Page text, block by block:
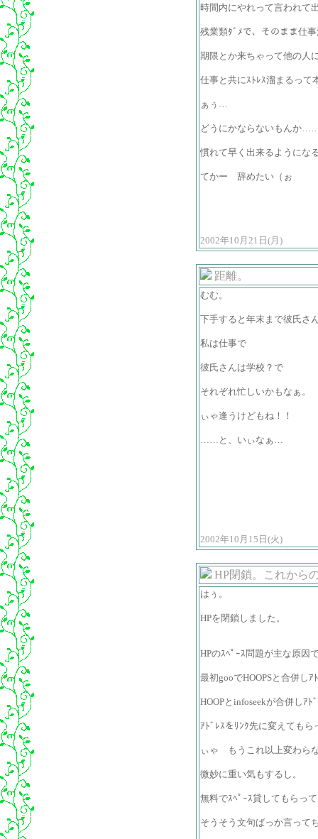
時間内にやれって言われて
残業類ﾀﾞﾒで、そのまま仕
期限とか来ちゃって他の人
仕事と共にｽﾄﾚｽ溜まるって
ぁぅ…
どうにかならないもんか
慣れて早く出来るようにな
てかー 辞めたい（ぉ
2002年10月21日(月)
距離。
むむ。
下手すると年末まで彼氏さ
私は仕事で
彼氏さんは学校？で
それぞれ忙しいかもなぁ。
ぃゃ逢うけどもね！！
……と、いぃなぁ…
2002年10月15日(火)
HP閉鎖。これから
はぅ。
HPを閉鎖しました。
HPのｽﾍﾟｰｽ問題が主な原因
最初gooでHOOPSと合併しｱ
HOOPとinfoseekが合併しｱ
ｱﾄﾞﾚｽをﾘﾝｸ先に変えても
ぃゃ もうこれ以上変わら
微妙に重い気もするし。
無料でｽﾍﾟｰｽ貸してもらっ
そうそう文句ばっか言って